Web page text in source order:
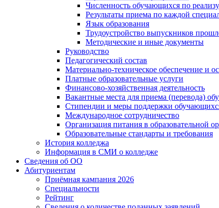
Численность обучающихся по
Результаты приема по каждой
Язык образования
Трудоустройство выпускников
Методические и иные документы
Руководство
Педагогический состав
Материально-техническое обеспечение и
Платные образовательные услуги
Финансово-хозяйственная деятельность
Вакантные места для приема (перевода)
Стипендии и меры поддержки
Международное сотрудничество
Организация питания в образовательной
Образовательные стандарты и требования
История колледжа
Информация в СМИ о колледже
Сведения об ОО
Абитуриентам
Приёмная кампания 2026
Специальности
Рейтинг